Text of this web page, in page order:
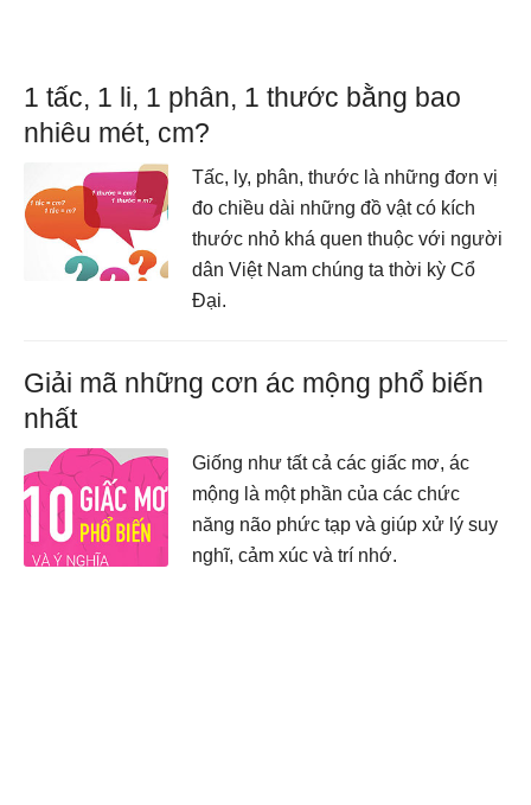
1 tấc, 1 li, 1 phân, 1 thước bằng bao
nhiêu mét, cm?
Tấc, ly, phân, thước là những đơn vị
đo chiều dài những đồ vật có kích
thước nhỏ khá quen thuộc với người
dân Việt Nam chúng ta thời kỳ Cổ
Đại.
Giải mã những cơn ác mộng phổ biến
nhất
Giống như tất cả các giấc mơ, ác
mộng là một phần của các chức
năng não phức tạp và giúp xử lý suy
nghĩ, cảm xúc và trí nhớ.